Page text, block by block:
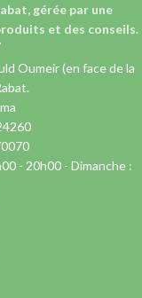
gérée par une
et des conseils.
Oumeir (en face de la
- 20h00 - Dimanche :